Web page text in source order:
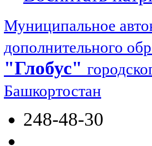
Муниципальное
дополнительного
"Глобус"
Башкортостан
248-48-30